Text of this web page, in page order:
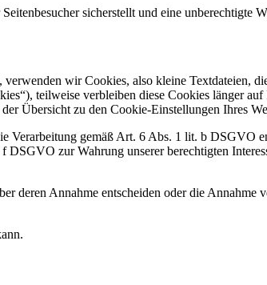
sicherstellt und eine unberechtigte
wir Cookies, also kleine Textdateien,
teilweise verbleiben diese Cookies länger
Übersicht zu den Cookie-Einstellungen Ihres
Verarbeitung gemäß Art. 6 Abs. 1 lit. b DSGVO
zur Wahrung unserer berechtigten
deren Annahme entscheiden oder die Annahme